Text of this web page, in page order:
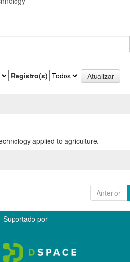
Registro(s)
applied to agriculture.
Anterior
Suportado por